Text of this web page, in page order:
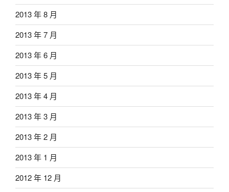
2013 年 8 月
2013 年 7 月
2013 年 6 月
2013 年 5 月
2013 年 4 月
2013 年 3 月
2013 年 2 月
2013 年 1 月
2012 年 12 月